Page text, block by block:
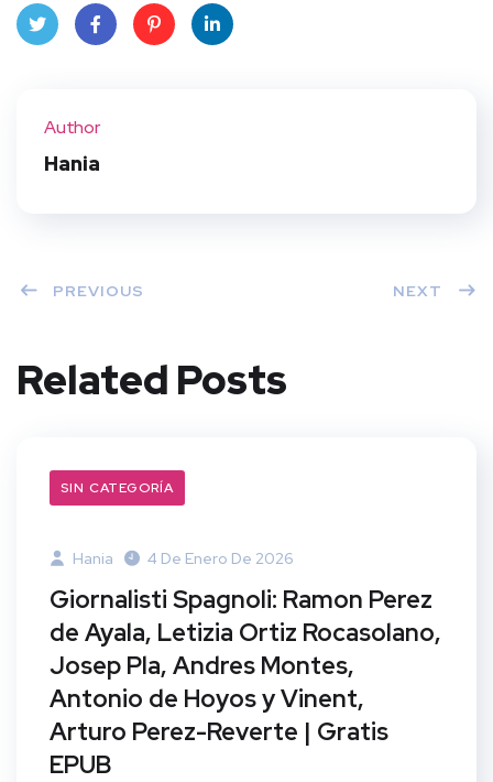
Author
Hania
PREVIOUS NEXT
Related Posts
SIN CATEGORÍA
Hania 4 De Enero De 2026
Giornalisti Spagnoli: Ramon Perez
de Ayala, Letizia Ortiz Rocasolano,
Josep Pla, Andres Montes,
Antonio de Hoyos y Vinent,
Arturo Perez-Reverte | Gratis
EPUB